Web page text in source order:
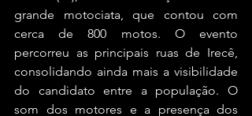
grande motociata, que contou com
cerca de 800 motos. O evento
percorreu as principais ruas de Irecê,
consolidando ainda mais a visibilidade
do candidato entre a população. O
som dos motores e a presença dos